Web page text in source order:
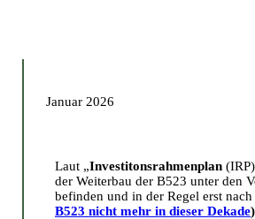
Januar 2026
Laut „Investitonsrahmenplan
der Weiterbau der B523 unter den
befinden und in der Regel erst
B523 nicht mehr in dieser Dekade)